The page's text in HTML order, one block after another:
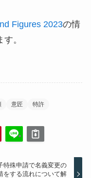
Figures 2023の情
。
意匠 特許
特殊申請で名義変更の
をする流れについて解